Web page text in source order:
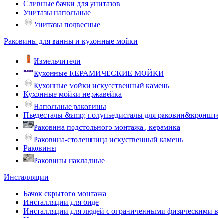
Сливные бачки для унитазов
Унитазы напольные
Унитазы подвесные
Раковины для ванны и кухонные мойки
Измельчители
Кухонные КЕРАМИЧЕСКИЕ МОЙКИ
Кухонные мойки искусственный камень
Кухонные мойки нержавейка
Напольные раковины
Пьедесталы &amp; полупьедисталы для
Раковина подстольного монтажа , керамика
Раковина-столешница искуственный камень
Раковины
Раковины накладные
Инсталляции
Бачок скрытого монтажа
Инсталляции для биде
Инсталляции для людей с ограниченными физическими